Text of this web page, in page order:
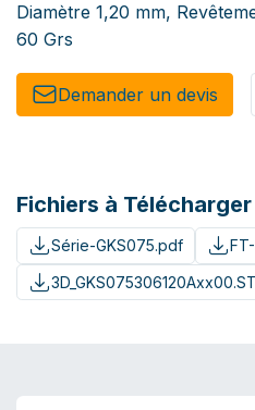
Diamètre 1,20 mm,
60 Grs
Demander un de​​vis​​
Fichiers à Télécharger
Série-GKS075.pdf